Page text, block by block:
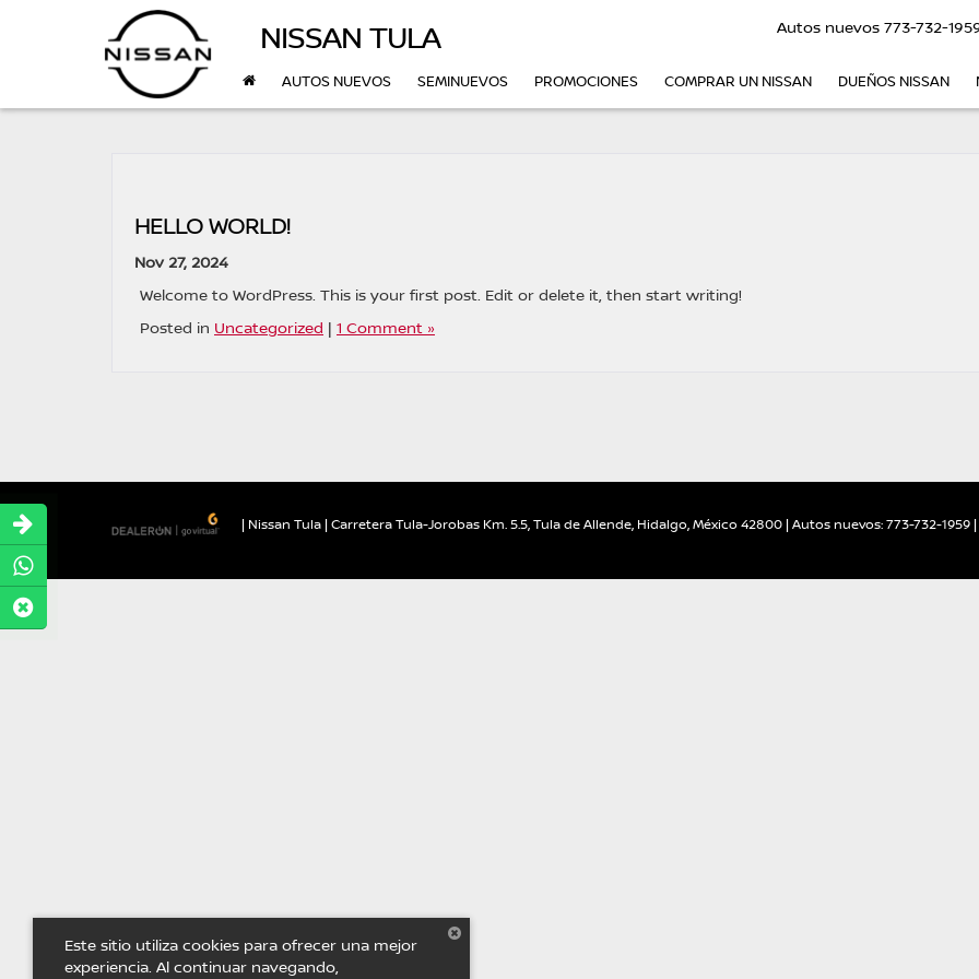
NISSAN TULA Autos nuevos 773-732-
AUTOS NUEVOS SEMINUEVOS PROMOCIONES COMPRAR UN NISSAN DUEÑOS NISSAN
HELLO WORLD!
Nov 27, 2024
Welcome to WordPress. This is your first post. Edit or delete it, then start writing!
Posted in Uncategorized | 1 Comment »
| Nissan Tula |Carretera Tula-Jorobas Km. 5.5,Tula de Allende, Hidalgo,México 42800 | Autos nuevos:773-732-1959 |
Este sitio utiliza cookies para ofrecer una mejor
experiencia. Al continuar navegando,